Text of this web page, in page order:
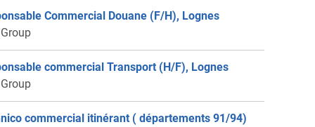
Commercial Douane (F/H), Lognes
commercial Transport (H/F), Lognes
commercial itinérant ( départements 91/94)